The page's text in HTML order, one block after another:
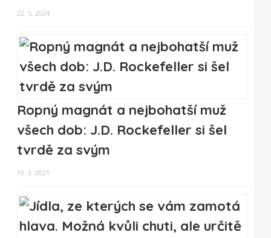
22. 5. 2024
Ropný magnát a nejbohatší muž
všech dob: J.D. Rockefeller si šel
tvrdě za svým
15. 3. 2021